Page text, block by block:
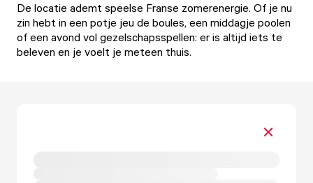
De locatie ademt speelse Franse zomerenergie. Of je nu
zin hebt in een potje jeu de boules, een middagje poolen
of een avond vol gezelschapsspellen: er is altijd iets te
beleven en je voelt je meteen thuis.